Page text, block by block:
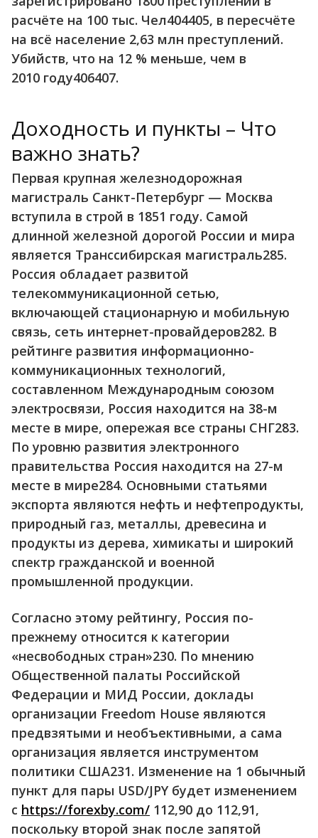
расчёте на 100 тыс. Чел404405, в пересчёте
на всё население 2,63 млн преступлений.
Убийств, что на 12 % меньше, чем в
2010 году406407.
Доходность и пункты – Что
важно знать?
Первая крупная железнодорожная
магистраль Санкт-Петербург — Москва
вступила в строй в 1851 году. Самой
длинной железной дорогой России и мира
является Транссибирская магистраль285.
Россия обладает развитой
телекоммуникационной сетью,
включающей стационарную и мобильную
связь, сеть интернет-провайдеров282. В
рейтинге развития информационно-
коммуникационных технологий,
составленном Международным союзом
электросвязи, Россия находится на 38-м
месте в мире, опережая все страны СНГ283.
По уровню развития электронного
правительства Россия находится на 27-м
месте в мире284. Основными статьями
экспорта являются нефть и нефтепродукты,
природный газ, металлы, древесина и
продукты из дерева, химикаты и широкий
спектр гражданской и военной
промышленной продукции.
Согласно этому рейтингу, Россия по-
прежнему относится к категории
«несвободных стран»230. По мнению
Общественной палаты Российской
Федерации и МИД России, доклады
организации Freedom House являются
предвзятыми и необъективными, а сама
организация является инструментом
политики США231. Изменение на 1 обычный
пункт для пары USD/JPY будет изменением
с https://forexby.com/ 112,90 до 112,91,
поскольку второй знак после запятой